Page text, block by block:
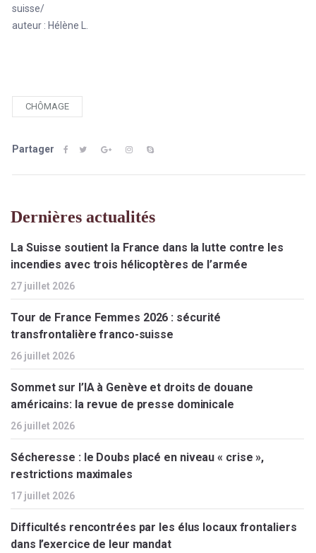
suisse/
auteur : Hélène L.
CHÔMAGE
Partager
Dernières actualités
La Suisse soutient la France dans la lutte contre les
incendies avec trois hélicoptères de l’armée
27 juillet 2026
Tour de France Femmes 2026 : sécurité
transfrontalière franco-suisse
26 juillet 2026
Sommet sur l’IA à Genève et droits de douane
américains: la revue de presse dominicale
26 juillet 2026
Sécheresse : le Doubs placé en niveau « crise »,
restrictions maximales
17 juillet 2026
Difficultés rencontrées par les élus locaux frontaliers
dans l’exercice de leur mandat